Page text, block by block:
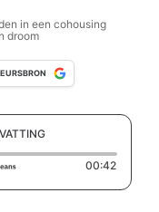
in een cohousing
droom
00:42